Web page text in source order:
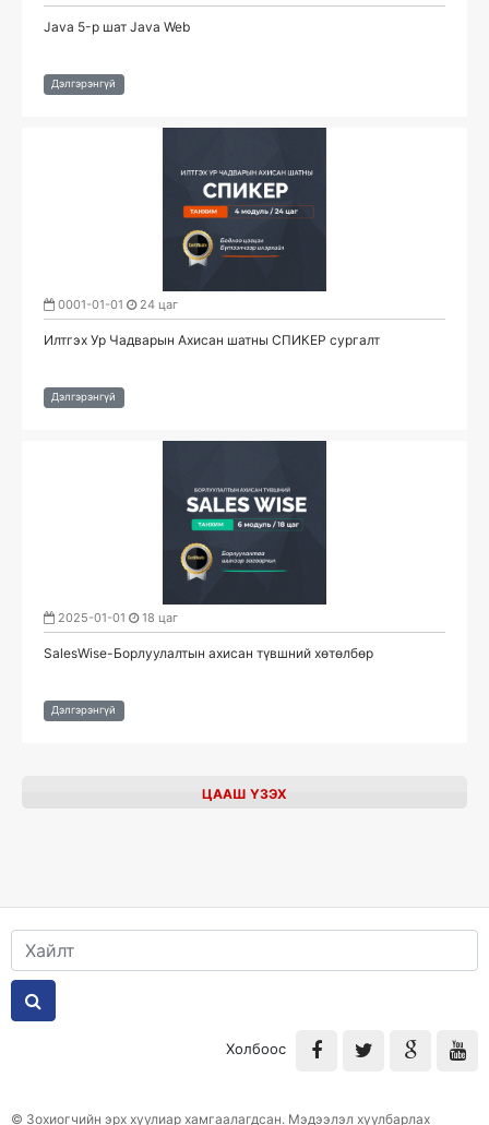
Java 5-р шат Java Web
Дэлгэрэнгүй
0001-01-01 24 цаг
Илтгэх Ур Чадварын Ахисан шатны СПИКЕР сургалт
Дэлгэрэнгүй
2025-01-01 18 цаг
SalesWise-Борлуулалтын ахисан түвшний хөтөлбөр
Дэлгэрэнгүй
ЦААШ ҮЗЭХ
Холбоос
© Зохиогчийн эрх хуулиар хамгаалагдсан. Мэдээлэл хуулбарлах